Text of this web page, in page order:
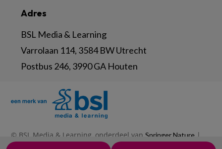
Adres
BSL Media & Learning
Varrolaan 114, 3584 BW Utrecht
Postbus 246, 3990 GA Houten
© BSL Media & Learning, onderdeel van Springer Nature |
Privacy Statement | Disclaimer|Voorwaarden